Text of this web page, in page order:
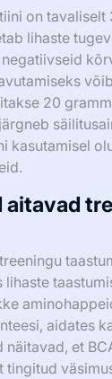
on tavaliselt
lihaste
20
kasutamisel
aitavad
aidates
näitavad, et
tingitud